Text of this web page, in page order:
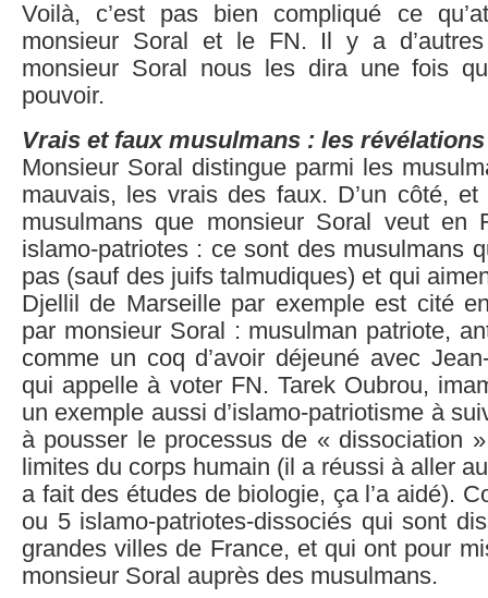
Voilà, c’est pas bien compliqué ce
monsieur Soral et le FN. Il y a
monsieur Soral nous les dira une fois
pouvoir.
Vrais et faux musulmans : les révélations
Monsieur Soral distingue parmi les
mauvais, les vrais des faux. D’un côté,
musulmans que monsieur Soral veut
islamo-patriotes : ce sont des musulmans
pas (sauf des juifs talmudiques) et qui
Djellil de Marseille par exemple est cité
par monsieur Soral : musulman patriote,
comme un coq d’avoir déjeuné avec
qui appelle à voter FN. Tarek Oubrou,
un exemple aussi d’islamo-patriotisme à
à pousser le processus de « dissociation
limites du corps humain (il a réussi à aller
a fait des études de biologie, ça l’a aidé).
ou 5 islamo-patriotes-dissociés qui sont
grandes villes de France, et qui ont pour
monsieur Soral auprès des musulmans.